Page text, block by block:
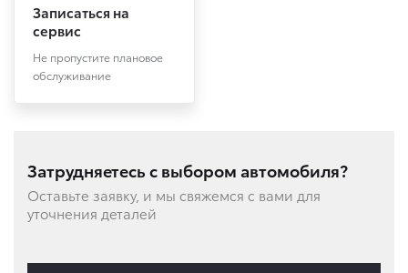
Записаться на
сервис
Не пропустите плановое
обслуживание
Затрудняетесь с выбором автомобиля?
Оставьте заявку, и мы свяжемся с вами для
уточнения деталей